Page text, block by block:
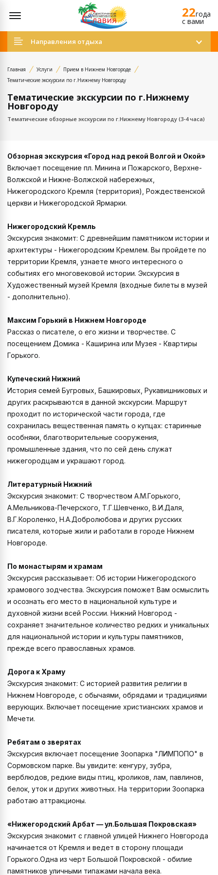
22года
c вами
Направления отдыха
Главная Услуги
Прием в Нижнем Новгороде
Тематические экскурсии по г.Нижнему Новгороду
Тематические экскурсии по г.Нижнему
Новгороду
Тематические обзорные экскурсии по г.Нижнему Новгороду (3-4 часа)
Обзорная экскурсия «Город над рекой Волгой и Окой»
Включает посещение пл. Минина и Пожарского, Верхне-
Волжской и Нижне-Волжской набережных,
Нижегородского Кремля (территория), Рождественской
церкви и Нижегородской Ярмарки.
Нижегородский Кремль
Экскурсия знакомит: С древнейшим памятником истории и
архитектуры - Нижегородским Кремлем. Вы пройдете по
территории Кремля, узнаете много интересного о
событиях его многовековой истории. Экскурсия в
Художественный музей Кремля (входные билеты в музей
- дополнительно).
Максим Горький в Нижнем Новгороде
Рассказ о писателе, о его жизни и творчестве. С
посещением Домика - Каширина или Музея - Квартиры
Горького.
Купеческий Нижний
История семей Бугровых, Башкировых, Рукавишниковых и
других раскрываются в данной экскурсии. Маршрут
проходит по исторической части города, где
сохранилась вещественная память о купцах: старинные
особняки, благотворительные сооружения,
промышленные здания, что по сей день служат
нижегородцам и украшают город.
Литературный Нижний
Экскурсия знакомит: С творчеством А.М.Горького,
А.Мельникова-Печерского, Т.Г.Шевченко, В.И.Даля,
В.Г.Короленко, Н.А.Добролюбова и других русских
писателя, которые жили и работали в городе Нижнем
Новгороде.
По монастырям и храмам
Экскурсия рассказывает: Об истории Нижегородского
храмового зодчества. Экскурсия поможет Вам осмыслить
и осознать его место в национальной культуре и
духовной жизни всей России. Нижний Новгород -
сохраняет значительное количество редких и уникальных
для национальной истории и культуры памятников,
прежде всего православных храмов.
Дорога к Храму
Экскурсия знакомит: С историей развития религии в
Нижнем Новгороде, с обычаями, обрядами и традициями
верующих. Включает посещение христианских храмов и
Мечети.
Ребятам о зверятах
Экскурсия включает посещение Зоопарка "ЛИМПОПО" в
Сормовском парке. Вы увидите: кенгуру, зубра,
верблюдов, редкие виды птиц, кроликов, лам, павлинов,
белок, уток и других животных. На территории Зоопарка
работаю аттракционы.
«Нижегородский Арбат — ул.Большая Покровская»
Экскурсия знакомит с главной улицей Нижнего Новгорода
начинается от Кремля и ведет в сторону площади
Горького.Одна из черт Большой Покровской - обилие
памятников уличными типажами начала века.